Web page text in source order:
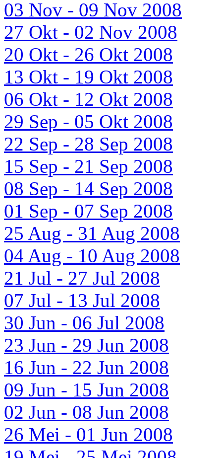
03 Nov - 09 Nov 2008
27 Okt - 02 Nov 2008
20 Okt - 26 Okt 2008
13 Okt - 19 Okt 2008
06 Okt - 12 Okt 2008
29 Sep - 05 Okt 2008
22 Sep - 28 Sep 2008
15 Sep - 21 Sep 2008
08 Sep - 14 Sep 2008
01 Sep - 07 Sep 2008
25 Aug - 31 Aug 2008
04 Aug - 10 Aug 2008
21 Jul - 27 Jul 2008
07 Jul - 13 Jul 2008
30 Jun - 06 Jul 2008
23 Jun - 29 Jun 2008
16 Jun - 22 Jun 2008
09 Jun - 15 Jun 2008
02 Jun - 08 Jun 2008
26 Mei - 01 Jun 2008